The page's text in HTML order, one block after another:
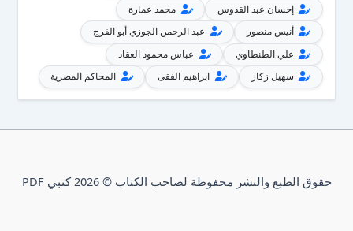
إحسان عبد القدوس
محمد عمارة
أنيس منصور
عبد الرحمن الجوزي أبو الفرج
علي الطنطاوي
عباس محمود العقاد
سهيل زكار
ابراهيم الفقى المحاكم المصرية
حقوق الطبع والنشر محفوظة لصاحب الكتاب © 2026 كتبي PDF